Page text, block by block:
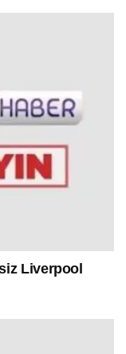
Liverpool